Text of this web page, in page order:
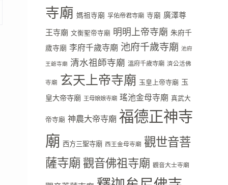
寺廟 媽祖寺廟 孚佑帝君寺廟 寺廟 廣澤尊
王寺廟 文衡聖帝寺廟 明明上帝寺廟 朱府千
歲寺廟 李府千歲寺廟 池府千歲寺廟 池府
王爺寺廟 清水祖師寺廟 溫府千歲寺廟 濟公活佛
寺廟 玄天上帝寺廟 玉皇上帝寺廟 玉
皇大帝寺廟 王母娘娘寺廟 瑤池金母寺廟 真武大
帝寺廟 神農大帝寺廟 福德正神寺
廟 西方三聖寺廟 西王金母寺廟 觀世音菩
薩寺廟觀音佛祖寺廟 觀音大士寺廟